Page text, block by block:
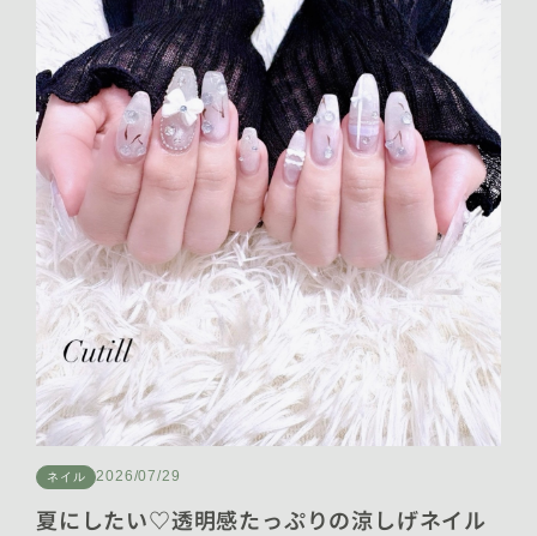
ネイル 2026/07/29
夏にしたい♡透明感たっぷりの涼しげネイル